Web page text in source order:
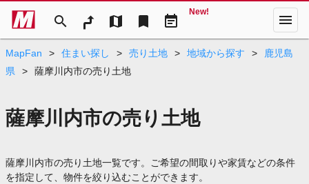
search map bookmark event_note
New! menu
MapFan > 住まい探し > 売り土地 > 地域から探す >
鹿児島
県
> 薩摩川内市の売り土地
薩摩川内市の売り土地
薩摩川内市の売り土地一覧です。ご希望の間取りや家賃などの条件
を指定して、物件を絞り込むことができます。